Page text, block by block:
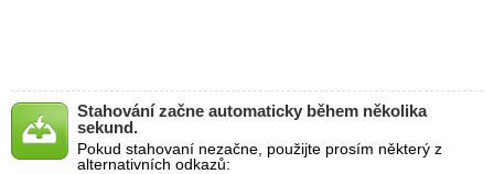
Stahování začne automaticky během několika
sekund.
Pokud stahovaní nezačne, použijte prosím některý z
alternativních odkazů: